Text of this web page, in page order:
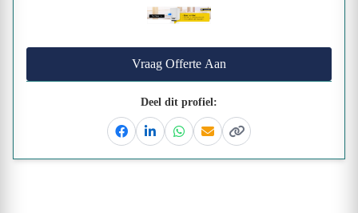
Vraag Offerte Aan
Deel dit profiel:
FacebookLinkedinWhatsapp
EmailKopieer link